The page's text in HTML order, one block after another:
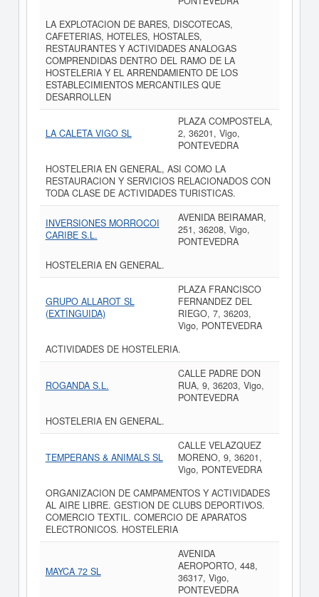
LA EXPLOTACION DE BARES, DISCOTECAS,
CAFETERIAS, HOTELES, HOSTALES,
RESTAURANTES Y ACTIVIDADES ANALOGAS
COMPRENDIDAS DENTRO DEL RAMO DE LA
HOSTELERIA Y EL ARRENDAMIENTO DE LOS
ESTABLECIMIENTOS MERCANTILES QUE
DESARROLLEN
LA CALETA VIGO SL
PLAZA COMPOSTELA,
2, 36201, Vigo,
PONTEVEDRA
HOSTELERIA EN GENERAL, ASI COMO LA
RESTAURACION Y SERVICIOS RELACIONADOS CON
TODA CLASE DE ACTIVIDADES TURISTICAS.
INVERSIONES MORROCOI
CARIBE S.L.
AVENIDA BEIRAMAR,
251, 36208, Vigo,
PONTEVEDRA
HOSTELERIA EN GENERAL.
GRUPO ALLAROT SL
(EXTINGUIDA)
PLAZA FRANCISCO
FERNANDEZ DEL
RIEGO, 7, 36203,
Vigo, PONTEVEDRA
ACTIVIDADES DE HOSTELERIA.
ROGANDA S.L.
CALLE PADRE DON
RUA, 9, 36203, Vigo,
PONTEVEDRA
HOSTELERIA EN GENERAL.
TEMPERANS & ANIMALS SL
CALLE VELAZQUEZ
MORENO, 9, 36201,
Vigo, PONTEVEDRA
ORGANIZACION DE CAMPAMENTOS Y ACTIVIDADES
AL AIRE LIBRE. GESTION DE CLUBS DEPORTIVOS.
COMERCIO TEXTIL. COMERCIO DE APARATOS
ELECTRONICOS. HOSTELERIA
MAYCA 72 SL
AVENIDA
AEROPORTO, 448,
36317, Vigo,
PONTEVEDRA